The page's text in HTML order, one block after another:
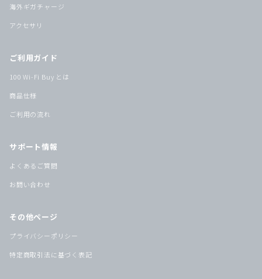
海外ギガチャージ
アクセサリ
ご利用ガイド
100 Wi-Fi Buy とは
商品仕様
ご利用の流れ
サポート情報
よくあるご質問
お問い合わせ
その他ページ
プライバシーポリシー
特定商取引法に基づく表記